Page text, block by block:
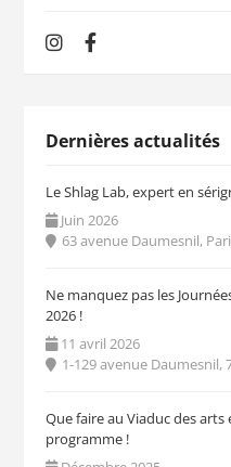
Dernières actualités
Le Shlag Lab, expert en
Juin 2026
63 avenue Daumesnil,
Ne manquez pas les
2026 !
11 avril 2026
1-129 avenue Daumesnil,
Que faire au Viaduc des
programme !